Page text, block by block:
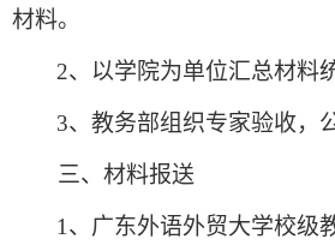
材料。
2、以学院为单位汇总材料
3、教务部组织专家验收，
三、材料报送
1 、广东外语外贸大学校级